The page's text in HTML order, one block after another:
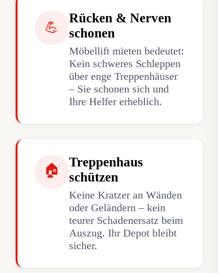
💪
Rücken & Nerven
schonen
Möbellift mieten bedeutet:
Kein schweres Schleppen
über enge Treppenhäuser
– Sie schonen sich und
Ihre Helfer erheblich.
🏠
Treppenhaus
schützen
Keine Kratzer an Wänden
oder Geländern – kein
teurer Schadenersatz beim
Auszug. Ihr Depot bleibt
sicher.